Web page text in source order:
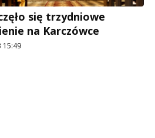
się trzydniowe
na Karczówce
15:49